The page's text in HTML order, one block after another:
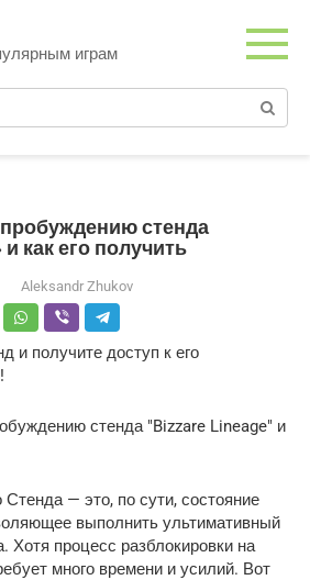
играм
стенда
как его получить
Aleksandr Zhukov
и получите доступ к его
— это, по сути, состояние
выполнить ультимативный
Хотя процесс разблокировки на
много времени и усилий. Вот